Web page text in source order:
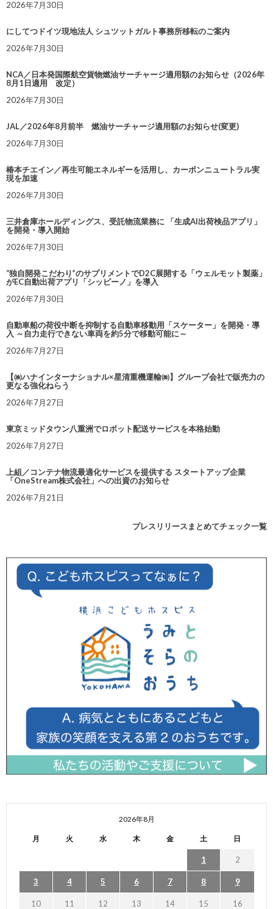
2026年7月30日
にしてつドイツ現地法人 シュツットガルト事務所移転のご案内
2026年7月30日
NCA／日本発国際航空貨物燃油サーチャージ適用額のお知らせ（2026年
8月1日適用 改定）
2026年7月30日
JAL／2026年8月前半 燃油サーチャージ適用額のお知らせ(変更)
2026年7月30日
椿本チエイン／再生可能エネルギーを活用し、カーボンニュートラル実
現を加速
2026年7月30日
三井倉庫ホールディングス、受託物流業務に 「生成AI出荷検品アプリ」
を開発・導入開始
2026年7月30日
“独自開発こだわり”のサプリメントでD2C展開する「ウェルモット製薬」
がEC自動出荷アプリ「シッピーノ」を導入
2026年7月30日
自動車船の荷役中断を抑制する自動車移動用「スケーター」を開発・導
入 ～自力走行できない車両を約5分で移動可能に～
2026年7月27日
【㈱ハナインターナショナル×星清重機運輸㈱】グループ会社で販売力の
更なる強化ねらう
2026年7月27日
東京ミッドタウン八重洲でロボット配送サービスを本格始動
2026年7月27日
上組／コンテナ物流最適化サービスを提供する スタートアップ企業
「OneStream株式会社」への出資のお知らせ
2026年7月21日
プレスリリースまとめてチェック一覧
2026年8月
月 火 水 木 金 土 日
1 2
3 4 5 6 7 8 9
10 11 12 13 14 15 16